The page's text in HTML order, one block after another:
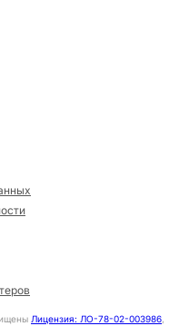
Лицензия: ЛО-78-02-003986,